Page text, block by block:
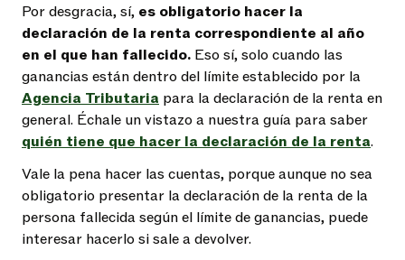
Por desgracia, sí, es obligatorio hacer la
declaración de la renta correspondiente al año
en el que han fallecido. Eso sí, solo cuando las
ganancias están dentro del límite establecido por la
Agencia Tributaria para la declaración de la renta en
general. Échale un vistazo a nuestra guía para saber
quién tiene que hacer la declaración de la renta.
Vale la pena hacer las cuentas, porque aunque no sea
obligatorio presentar la declaración de la renta de la
persona fallecida según el límite de ganancias, puede
interesar hacerlo si sale a devolver.